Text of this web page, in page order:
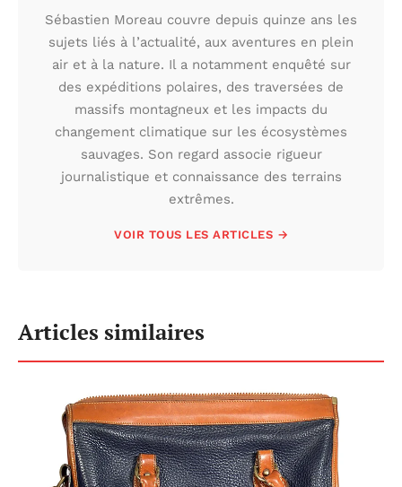
Sébastien Moreau couvre depuis quinze ans les
sujets liés à l’actualité, aux aventures en plein
air et à la nature. Il a notamment enquêté sur
des expéditions polaires, des traversées de
massifs montagneux et les impacts du
changement climatique sur les écosystèmes
sauvages. Son regard associe rigueur
journalistique et connaissance des terrains
extrêmes.
VOIR TOUS LES ARTICLES →
Articles similaires